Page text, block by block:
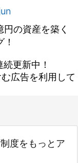
の資産を築く
更新中！
広告を利用して
度をもっとア